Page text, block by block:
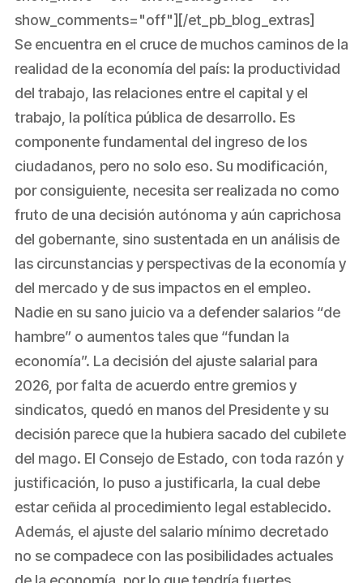
show_comments="off"][/et_pb_blog_extras]
Se encuentra en el cruce de muchos caminos de la
realidad de la economía del país: la productividad
del trabajo, las relaciones entre el capital y el
trabajo, la política pública de desarrollo. Es
componente fundamental del ingreso de los
ciudadanos, pero no solo eso. Su modificación,
por consiguiente, necesita ser realizada no como
fruto de una decisión autónoma y aún caprichosa
del gobernante, sino sustentada en un análisis de
las circunstancias y perspectivas de la economía y
del mercado y de sus impactos en el empleo.
Nadie en su sano juicio va a defender salarios “de
hambre” o aumentos tales que “fundan la
economía”. La decisión del ajuste salarial para
2026, por falta de acuerdo entre gremios y
sindicatos, quedó en manos del Presidente y su
decisión parece que la hubiera sacado del cubilete
del mago. El Consejo de Estado, con toda razón y
justificación, lo puso a justificarla, la cual debe
estar ceñida al procedimiento legal establecido.
Además, el ajuste del salario mínimo decretado
no se compadece con las posibilidades actuales